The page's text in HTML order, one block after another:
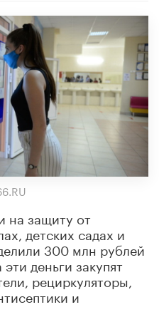
на защиту от
детских садах и
300 млн рублей
деньги закупят
рециркуляторы,
и